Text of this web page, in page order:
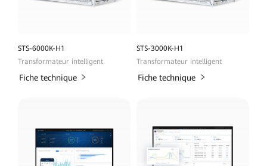
STS-6000K-H1
Transformateur intelligent
Fiche technique
STS-3000K-H1
Transformateur intelligent
Fiche technique